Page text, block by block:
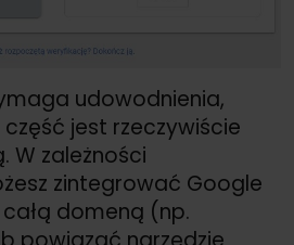
udowodnienia,
jest rzeczywiście
W zależności
zintegrować Google
domeną (np.